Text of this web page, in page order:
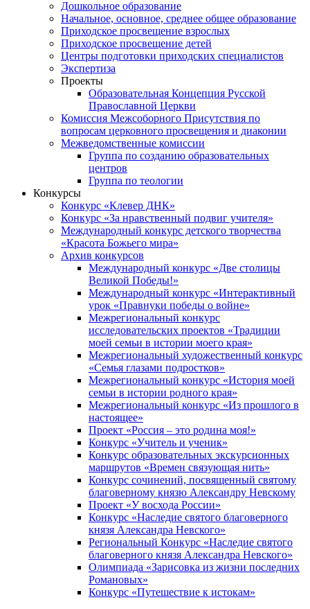
Дошкольное образование
Начальное, основное, среднее общее образование
Приходское просвещение взрослых
Приходское просвещение детей
Центры подготовки приходских специалистов
Экспертиза
Проекты
Образовательная Концепция Русской
Православной Церкви
Комиссия Межсоборного Присутствия по
вопросам церковного просвещения и диаконии
Межведомственные комиссии
Группа по созданию образовательных
центров
Группа по теологии
Конкурсы
Конкурс «Клевер ДНК»
Конкурс «За нравственный подвиг учителя»
Международный конкурс детского творчества
«Красота Божьего мира»
Архив конкурсов
Международный конкурс «Две столицы
Великой Победы!»
Международный конкурс «Интерактивный
урок «Правнуки победы о войне»
Межрегиональный конкурс
исследовательских проектов «Традиции
моей семьи в истории моего края»
Межрегиональный художественный конкурс
«Семья глазами подростков»
Межрегиональный конкурс «История моей
семьи в истории родного края»
Межрегиональный конкурс «Из прошлого в
настоящее»
Проект «Россия – это родина моя!»
Конкурс «Учитель и ученик»
Конкурс образовательных экскурсионных
маршрутов «Времен связующая нить»
Конкурс сочинений, посвященный святому
благоверному князю Александру Невскому
Проект «У восхода России»
Конкурс «Наследие святого благоверного
князя Александра Невского»
Региональный Конкурс «Наследие святого
благоверного князя Александра Невского»
Олимпиада «Зарисовка из жизни последних
Романовых»
Конкурс «Путешествие к истокам»